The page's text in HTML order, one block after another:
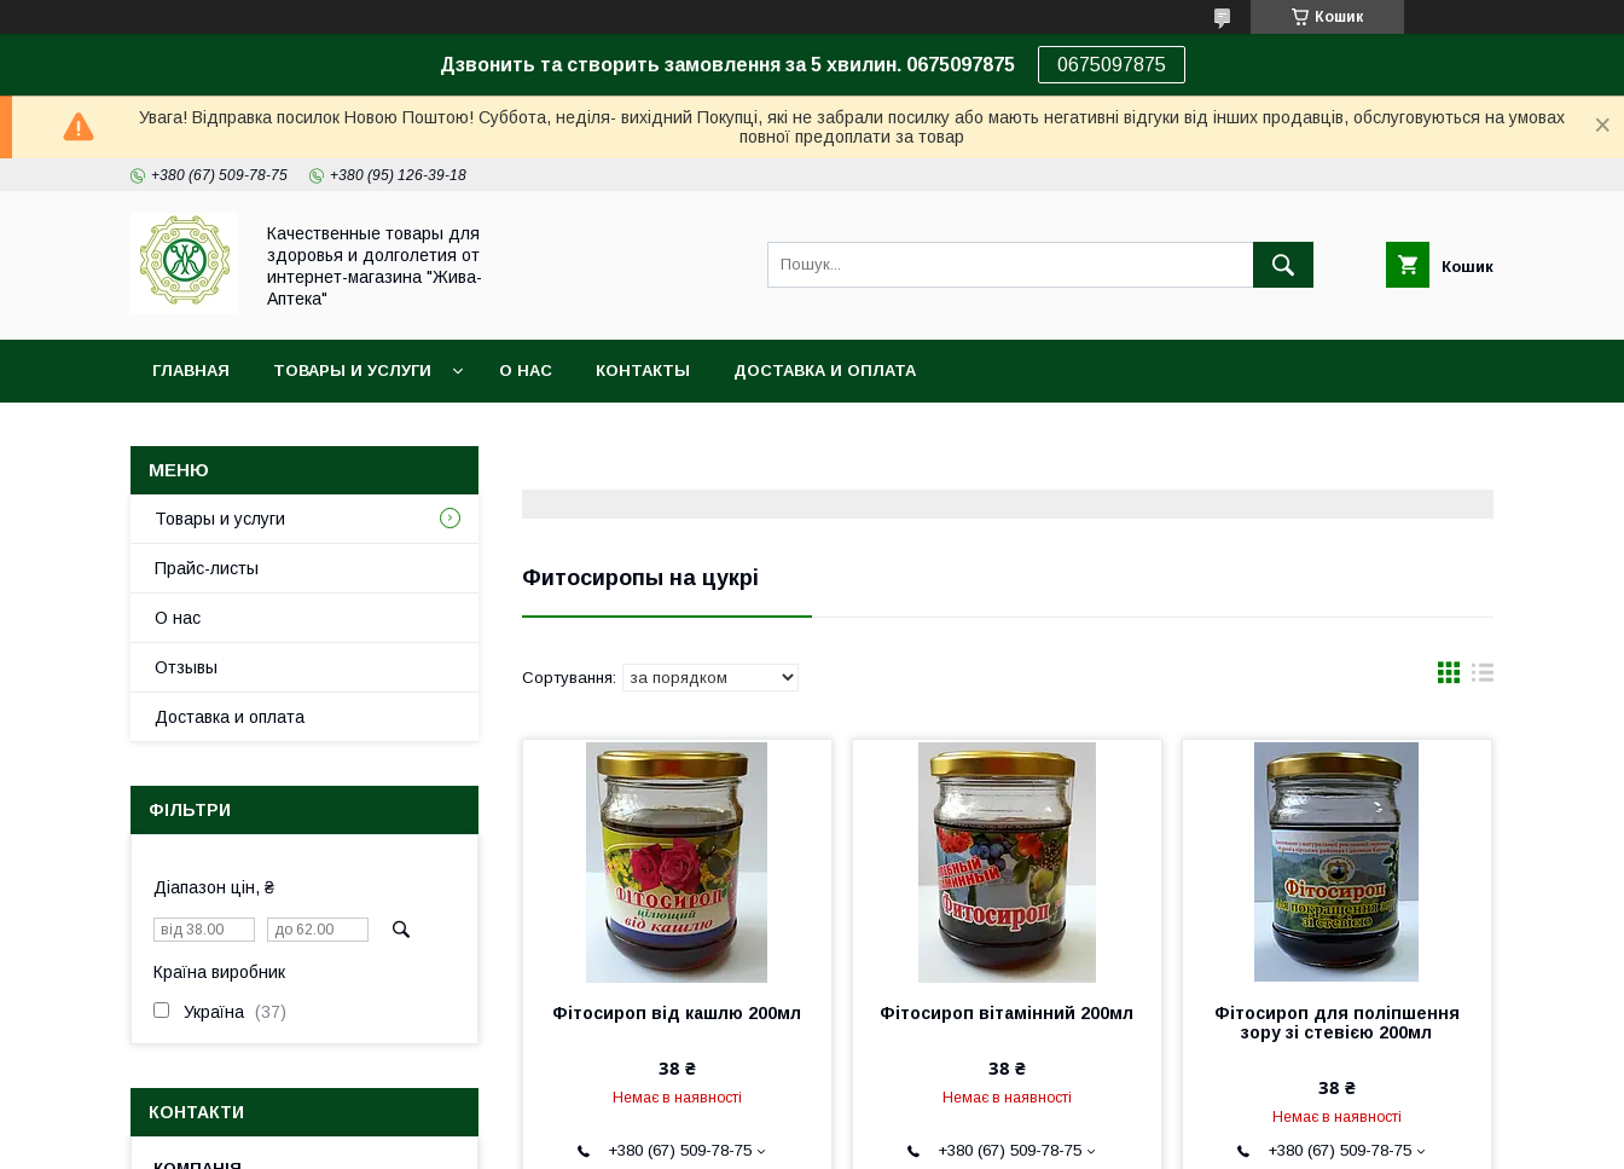
Кошик
Дзвонить та створить замовлення за 5 хвилин. 0675097875 0675097875
Увага! Відправка посилок Новою Поштою! Суббота, неділя- вихідний Покупці, які не забрали посилку або мають негативні відгуки від інших продавців, обслуговуються на умовах
повної предоплати за товар
+380 (67) 509-78-75 +380 (95) 126-39-18
Качественные товары для
здоровья и долголетия от
интернет-магазина "Жива-
Аптека"
Кошик
ГЛАВНАЯ ТОВАРЫ И УСЛУГИ О НАС КОНТАКТЫ ДОСТАВКА И ОПЛАТА
Фитосиропы на цукрі
Фітосироп від кашлю 200мл
38 ₴
Немає в наявності
+380 (67) 509-78-75
Фітосироп вітамінний 200мл
38 ₴
Немає в наявності
+380 (67) 509-78-75
Фітосироп для поліпшення
зору зі стевією 200мл
38 ₴
Немає в наявності
+380 (67) 509-78-75
Товары и услуги
Прайс-листы
О нас
Отзывы
Доставка и оплата
ФІЛЬТРИ
Діапазон цін, ₴
Країна виробник
Україна 37
КОНТАКТИ